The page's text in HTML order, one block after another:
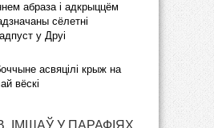
абраза і адкрыццём
сёлетні
у Друі
асвяцілі крыж на
вёскі
ІМШАЎ У ПАРАФІЯХ